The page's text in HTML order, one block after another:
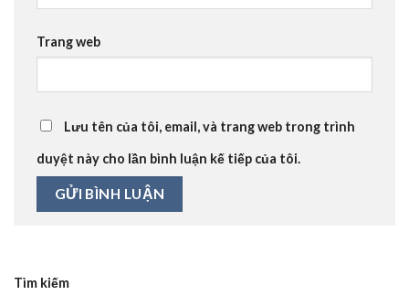
Trang web
Lưu tên của tôi, email, và trang web trong trình
duyệt này cho lần bình luận kế tiếp của tôi.
Tìm kiếm